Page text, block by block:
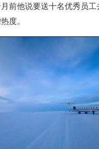
前他说要送十名优秀员工
度。